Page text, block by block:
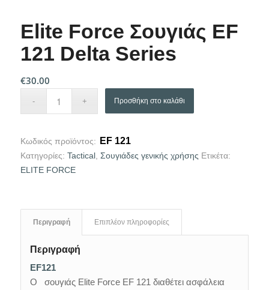
Elite Force Σουγιάς EF
121 Delta Series
€30.00
Προσθήκη στο καλάθι
Κωδικός προϊόντος: EF 121
Κατηγορίες: Tactical, Σουγιάδες γενικής χρήσης Ετικέτα:
ELITE FORCE
Περιγραφή Επιπλέον πληροφορίες
Περιγραφή
EF121
Ο σουγιάς Elite Force EF 121 διαθέτει ασφάλεια